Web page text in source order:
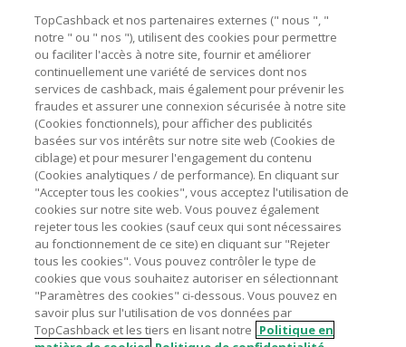
Besoin d'aide ?
Astuces pour économiser
A propos de
Contactez-nous
Mentions légales
Nos sites UK US CN JP DE AU
TopCashback et nos partenaires externes (" nous ", "
notre " ou " nos "), utilisent des cookies pour permettre
ou faciliter l'accès à notre site, fournir et améliorer
continuellement une variété de services dont nos
services de cashback, mais également pour prévenir les
fraudes et assurer une connexion sécurisée à notre site
(Cookies fonctionnels), pour afficher des publicités
basées sur vos intérêts sur notre site web (Cookies de
ciblage) et pour mesurer l'engagement du contenu
(Cookies analytiques / de performance). En cliquant sur
"Accepter tous les cookies", vous acceptez l'utilisation de
cookies sur notre site web. Vous pouvez également
rejeter tous les cookies (sauf ceux qui sont nécessaires
au fonctionnement de ce site) en cliquant sur "Rejeter
tous les cookies". Vous pouvez contrôler le type de
cookies que vous souhaitez autoriser en sélectionnant
"Paramètres des cookies" ci-dessous. Vous pouvez en
savoir plus sur l'utilisation de vos données par
TopCashback et les tiers en lisant notre Politique en